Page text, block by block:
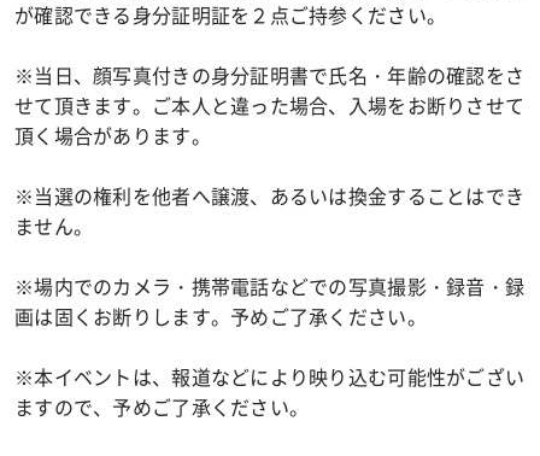
が確認できる身分証明証を２点ご持参ください。
※当日、顔写真付きの身分証明書で氏名・年齢の確認をさ
せて頂きます。ご本人と違った場合、入場をお断りさせて
頂く場合があります。
※当選の権利を他者へ譲渡、あるいは換金することはでき
ません。
※場内でのカメラ・携帯電話などでの写真撮影・録音・録
画は固くお断りします。予めご了承ください。
※本イベントは、報道などにより映り込む可能性がござい
ますので、予めご了承ください。